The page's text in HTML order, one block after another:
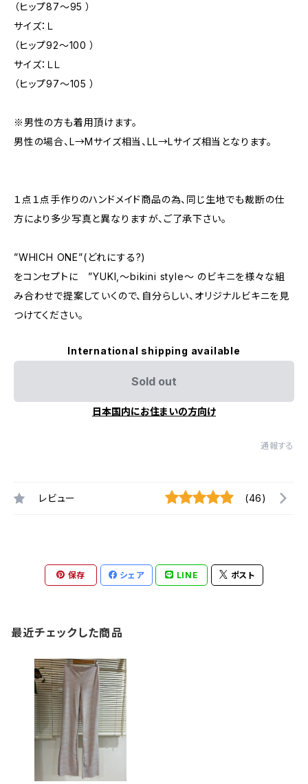
（ヒップ87〜95 ）
サイズ：Ｌ
（ヒップ92〜100 ）
サイズ：ＬＬ
（ヒップ97〜105 ）
※男性の方も着用頂けます。
男性の場合、L→Mサイズ相当、LL→Lサイズ相当となります。
１点１点手作りのハンドメイド商品の為、同じ生地でも裁断の仕
方により多少写真と異なりますが、ご了承下さい。
”WHICH ONE”(どれにする?)
をコンセプトに ”YUKI,～bikini style～ のビキニを様々な組
み合わせで提案していくので、自分らしい、オリジナルビキニを見
つけてください。
International shipping available
Sold out
日本国内にお住まいの方向け
通報する
レビュー (46)
保存 シェア LINE ポスト
最近チェックした商品